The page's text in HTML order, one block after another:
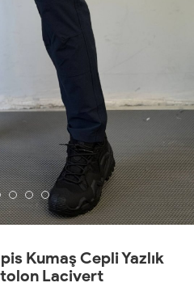
Kumaş Cepli Yazlık
Lacivert